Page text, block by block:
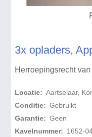
3x opladers,
Herroepingsrecht
Locatie: Aartselaar,
Conditie: Gebruikt
Garantie: Geen
Kavelnummer: 1652-